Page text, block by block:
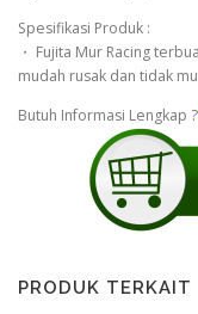
Spesifikasi Produk :
・ Fujita Mur Racing
mudah rusak dan tidak
Butuh Informasi Lengkap ?
PRODUK TERKAIT